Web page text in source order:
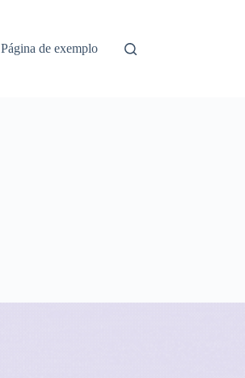
Página de exemplo